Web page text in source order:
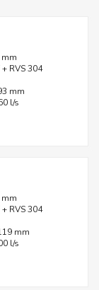
veel van
door de
Een
van een
reukslot mét
unieke
RVS 304
mm
l/s
RVS 304
mm
l/s